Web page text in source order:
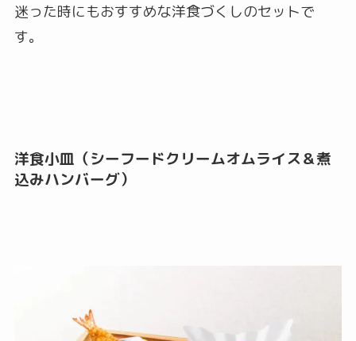
迷った時にもおすすめな洋食づくしのセットで
す。
洋食小皿（シーフードクリームオムライス＆煮
込みハンバーグ）